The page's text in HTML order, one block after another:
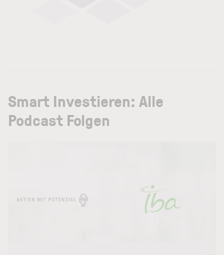
Smart Investieren: Alle
Podcast Folgen